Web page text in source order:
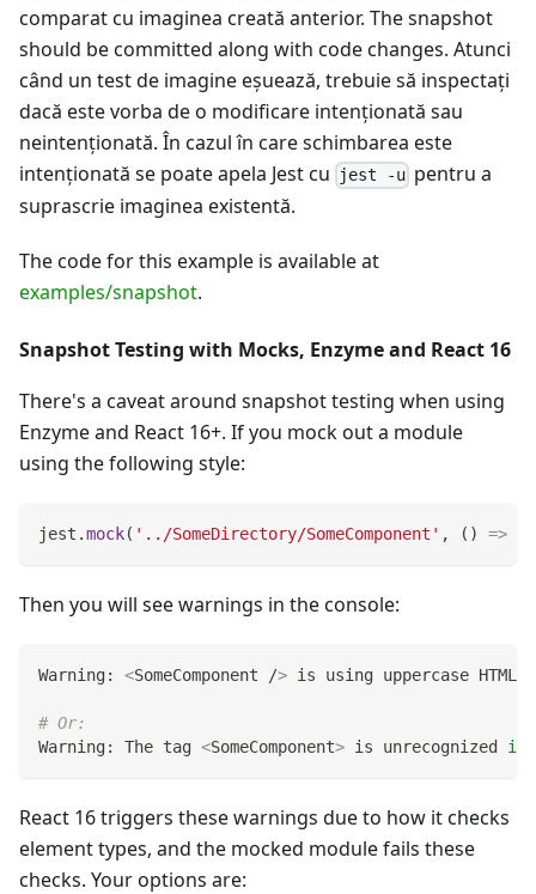
comparat cu imaginea creată anterior. The snapshot
should be committed along with code changes. Atunci
când un test de imagine eșuează, trebuie să inspectați
dacă este vorba de o modificare intenționată sau
neintenţionată. În cazul în care schimbarea este
intenționată se poate apela Jest cu
jest -u pentru a
suprascrie imaginea existentă.
The code for this example is available at
examples/snapshot.
Snapshot Testing with Mocks, Enzyme and React 16
There's a caveat around snapshot testing when using
Enzyme and React 16+. If you mock out a module
using the following style:
jest .mock( '../SomeDirectory/SomeComponent' , ( ) =>
Then you will see warnings in the console:
Warning: <SomeComponent /> is using uppercase
# Or:
Warning: The tag <SomeComponent> is unrecognized in
React 16 triggers these warnings due to how it checks
element types, and the mocked module fails these
checks. Your options are: